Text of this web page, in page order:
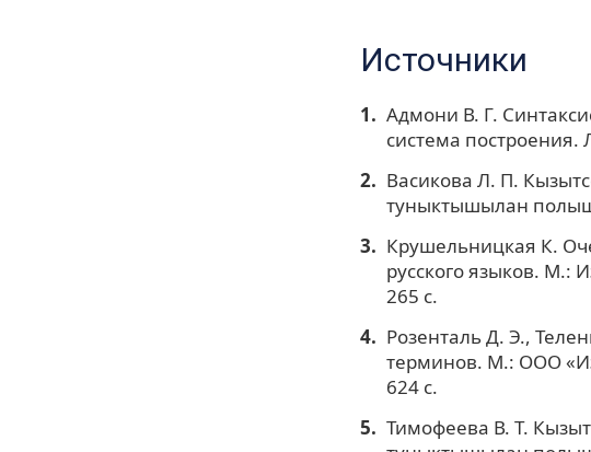
Источники
Адмони В. Г.
система построения.
Васикова Л. П.
туныктышылан
Крушельницкая К.
русского языков. М.:
265 с.
Розенталь Д. Э.,
терминов. М.: ООО
624 с.
Тимофеева В. Т.